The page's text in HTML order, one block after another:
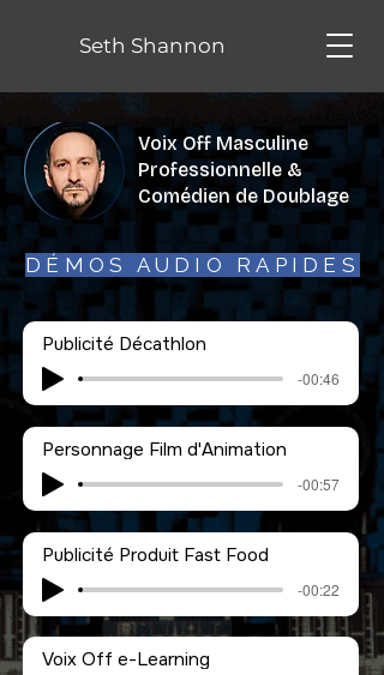
Seth Shannon
Voix Off Masculine
Professionnelle &
Comédien de Doublage
DÉMOS AUDIO RAPIDES
Publicité Décathlon
-00:46
Personnage Film d'Animation
-00:57
Publicité Produit Fast Food
-00:22
Voix Off e-Learning